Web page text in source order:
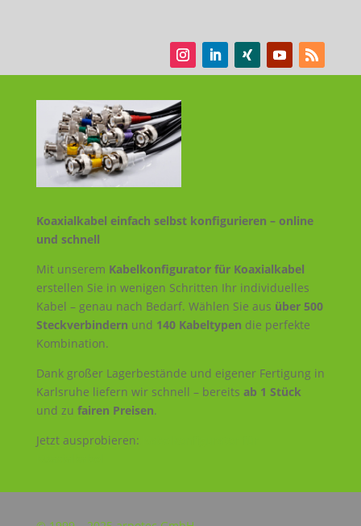
Koaxialkabel einfach selbst konfigurieren – online
und schnell
Mit unserem Kabelkonfigurator für Koaxialkabel
erstellen Sie in wenigen Schritten Ihr individuelles
Kabel – genau nach Bedarf. Wählen Sie aus über 500
Steckverbindern und 140 Kabeltypen die perfekte
Kombination.
Dank großer Lagerbestände und eigener Fertigung in
Karlsruhe liefern wir schnell – bereits ab 1 Stück
und zu fairen Preisen.
Jetzt ausprobieren: